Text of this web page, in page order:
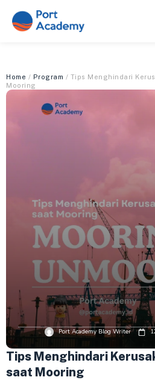
Home / Program / Tips Menghindari
Mooring
Port Academy Blog Writer
Tips Menghindari
saat Mooring